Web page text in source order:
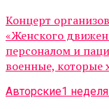
Концерт
«Женского
персоналом и
военные, которые
Авторские1